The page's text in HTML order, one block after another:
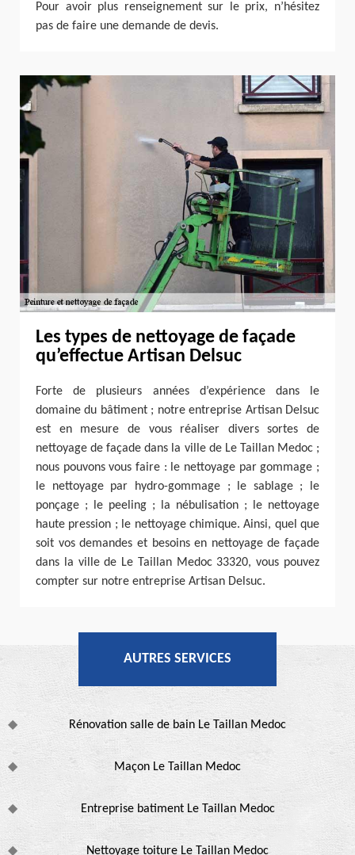
Pour avoir plus renseignement sur le prix, n’hésitez
pas de faire une demande de devis.
Les types de nettoyage de façade
qu’effectue Artisan Delsuc
Forte de plusieurs années d’expérience dans le
domaine du bâtiment ; notre entreprise Artisan Delsuc
est en mesure de vous réaliser divers sortes de
nettoyage de façade dans la ville de Le Taillan Medoc ;
nous pouvons vous faire : le nettoyage par gommage ;
le nettoyage par hydro-gommage ; le sablage ; le
ponçage ; le peeling ; la nébulisation ; le nettoyage
haute pression ; le nettoyage chimique. Ainsi, quel que
soit vos demandes et besoins en nettoyage de façade
dans la ville de Le Taillan Medoc 33320, vous pouvez
compter sur notre entreprise Artisan Delsuc.
AUTRES SERVICES
Rénovation salle de bain Le Taillan Medoc
Maçon Le Taillan Medoc
Entreprise batiment Le Taillan Medoc
Nettoyage toiture Le Taillan Medoc